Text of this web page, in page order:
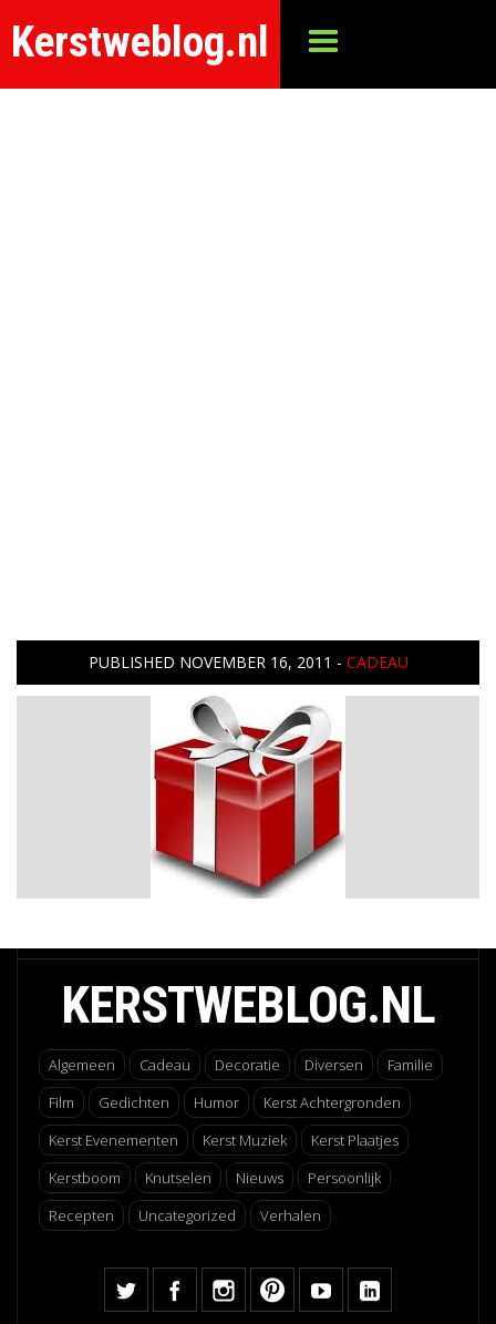
Kerstweblog.nl
PUBLISHED NOVEMBER 16, 2011 - CADEAU
KERSTWEBLOG.NL
Algemeen Cadeau Decoratie Diversen
Familie
Film
Gedichten Humor
Kerst Achtergronden
Kerst Evenementen
Kerst Muziek
Kerst Plaatjes
Kerstboom
Knutselen Nieuws
Persoonlijk
Recepten
Uncategorized Verhalen